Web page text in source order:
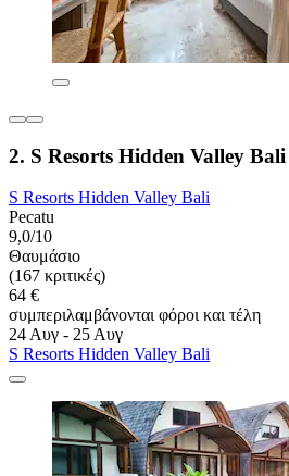
2. S Resorts Hidden Valley Bali
S Resorts Hidden Valley Bali
Pecatu
9,0/10
Θαυμάσιο
(167 κριτικές)
64 €
συμπεριλαμβάνονται φόροι και τέλη
24 Αυγ - 25 Αυγ
S Resorts Hidden Valley Bali